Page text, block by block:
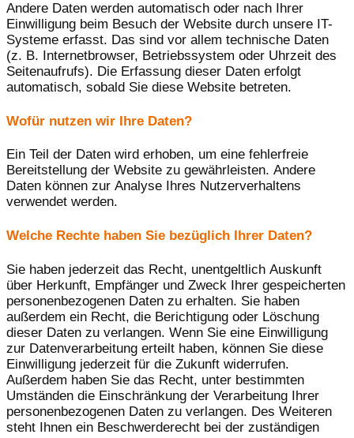
Andere Daten werden automatisch oder nach Ihrer
Einwilligung beim Besuch der Website durch unsere IT-
Systeme erfasst. Das sind vor allem technische Daten
(z. B. Internetbrowser, Betriebssystem oder Uhrzeit des
Seitenaufrufs). Die Erfassung dieser Daten erfolgt
automatisch, sobald Sie diese Website betreten.
Wofür nutzen wir Ihre Daten?
Ein Teil der Daten wird erhoben, um eine fehlerfreie
Bereitstellung der Website zu gewährleisten. Andere
Daten können zur Analyse Ihres Nutzerverhaltens
verwendet werden.
Welche Rechte haben Sie bezüglich Ihrer Daten?
Sie haben jederzeit das Recht, unentgeltlich Auskunft
über Herkunft, Empfänger und Zweck Ihrer gespeicherten
personenbezogenen Daten zu erhalten. Sie haben
außerdem ein Recht, die Berichtigung oder Löschung
dieser Daten zu verlangen. Wenn Sie eine Einwilligung
zur Datenverarbeitung erteilt haben, können Sie diese
Einwilligung jederzeit für die Zukunft widerrufen.
Außerdem haben Sie das Recht, unter bestimmten
Umständen die Einschränkung der Verarbeitung Ihrer
personenbezogenen Daten zu verlangen. Des Weiteren
steht Ihnen ein Beschwerderecht bei der zuständigen